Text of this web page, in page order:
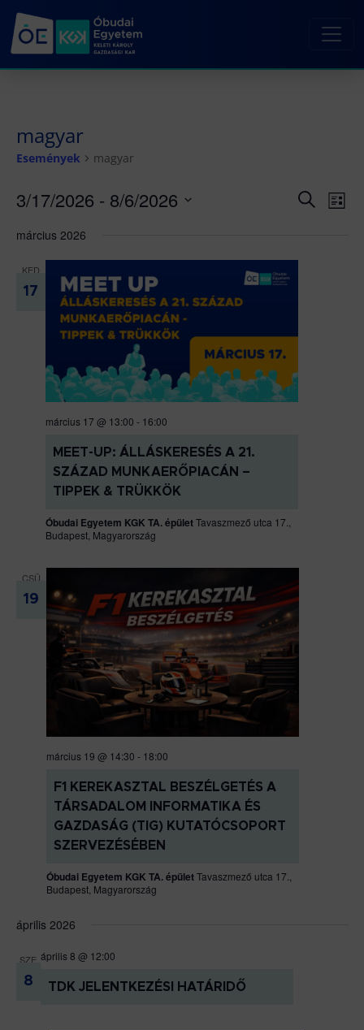
magyar
Események magyar
Keresett
Lista
3/17/2026 - 8/6/2026
kiválasztása.
március 2026
KED
17
március 17 @ 13:00 - 16:00
MEET-UP: ÁLLÁSKERESÉS A 21.
SZÁZAD MUNKAERŐPIACÁN –
TIPPEK & TRÜKKÖK
Óbudai Egyetem KGK TA. épületTavaszmező utca 17.,
Budapest, Magyarország
CSÜ
19
március 19 @ 14:30 - 18:00
F1 KEREKASZTAL BESZÉLGETÉS A
TÁRSADALOM INFORMATIKA ÉS
GAZDASÁG (TIG) KUTATÓCSOPORT
SZERVEZÉSÉBEN
Óbudai Egyetem KGK TA. épületTavaszmező utca 17.,
Budapest, Magyarország
április 2026
SZE
8
április 8 @ 12:00
TDK JELENTKEZÉSI HATÁRIDŐ